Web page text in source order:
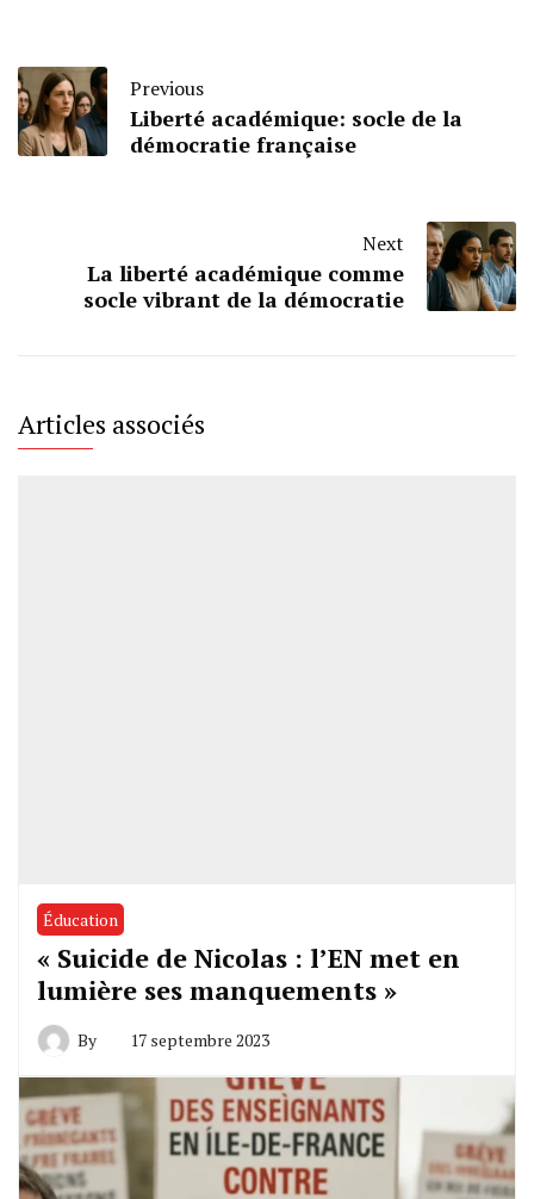
Previous
Liberté académique: socle de la
démocratie française
Next
La liberté académique comme
socle vibrant de la démocratie
Articles associés
Éducation
« Suicide de Nicolas : l’EN met en
lumière ses manquements »
By 17 septembre 2023